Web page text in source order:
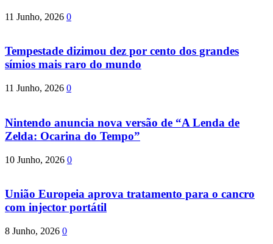
11 Junho, 2026 0
Tempestade dizimou dez por cento dos grandes
símios mais raro do mundo
11 Junho, 2026 0
Nintendo anuncia nova versão de “A Lenda de
Zelda: Ocarina do Tempo”
10 Junho, 2026 0
União Europeia aprova tratamento para o cancro
com injector portátil
8 Junho, 2026 0